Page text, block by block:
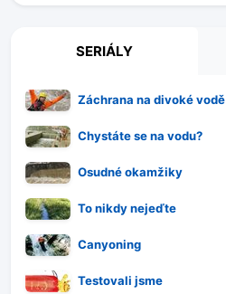
SERIÁLY
Záchrana na divoké vodě
Chystáte se na vodu?
Osudné okamžiky
To nikdy nejeďte
Canyoning
Testovali jsme